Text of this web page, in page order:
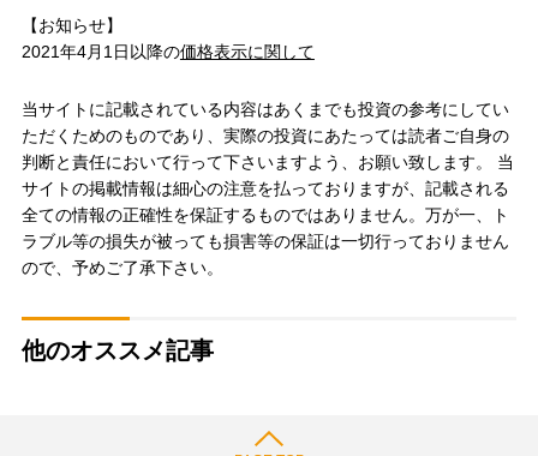
【お知らせ】
2021年4月1日以降の価格表示に関して
当サイトに記載されている内容はあくまでも投資の参考にしてい
ただくためのものであり、実際の投資にあたっては読者ご自身の
判断と責任において行って下さいますよう、お願い致します。 当
サイトの掲載情報は細心の注意を払っておりますが、記載される
全ての情報の正確性を保証するものではありません。万が一、ト
ラブル等の損失が被っても損害等の保証は一切行っておりません
ので、予めご了承下さい。
他のオススメ記事